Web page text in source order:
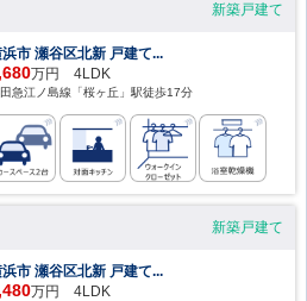
新築戸建て
市 瀬谷区北新 戸建て...
万円 4LDK
急江ノ島線「桜ヶ丘」駅徒歩17分
新築戸建て
市 瀬谷区北新 戸建て...
万円 4LDK